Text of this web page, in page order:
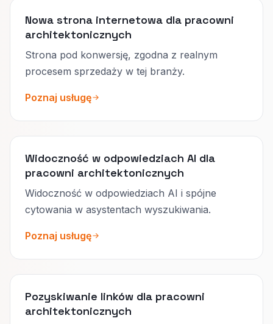
Nowa strona internetowa dla pracowni
architektonicznych
Strona pod konwersję, zgodna z realnym
procesem sprzedaży w tej branży.
Poznaj usługę
Widoczność w odpowiedziach AI dla
pracowni architektonicznych
Widoczność w odpowiedziach AI i spójne
cytowania w asystentach wyszukiwania.
Poznaj usługę
Pozyskiwanie linków dla pracowni
architektonicznych